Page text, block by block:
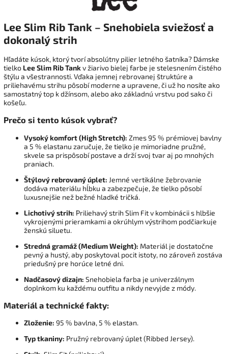
Lee Slim Rib Tank – Snehobiela sviežosť a
dokonalý strih
Hľadáte kúsok, ktorý tvorí absolútny pilier letného šatníka? Dámske
tielko Lee Slim Rib Tankv žiarivo bielej farbe je stelesnením čistého
štýlu a všestrannosti. Vďaka jemnej rebrovanej štruktúre a
priliehavému strihu pôsobí moderne a upravene, či už ho nosíte ako
samostatný top k džínsom, alebo ako základnú vrstvu pod sako či
košeľu.
Prečo si tento kúsok vybrať?
Vysoký komfort (High Stretch): Zmes 95 % prémiovej bavlny
a 5 % elastanu zaručuje, že tielko je mimoriadne pružné,
skvele sa prispôsobí postave a drží svoj tvar aj po mnohých
praniach.
Štýlový rebrovaný úplet: Jemné vertikálne žebrovanie
dodáva materiálu hĺbku a zabezpečuje, že tielko pôsobí
luxusnejšie než bežné hladké tričká.
Lichotivý strih: Priliehavý strih Slim Fit v kombinácii s hlbšie
vykrojenými prieramkami a okrúhlym výstrihom podčiarkuje
ženskú siluetu.
Stredná gramáž (Medium Weight): Materiál je dostatočne
pevný a hustý, aby poskytoval pocit istoty, no zároveň zostáva
priedušný pre horúce letné dni.
Nadčasový dizajn: Snehobiela farba je univerzálnym
doplnkom ku každému outfitu a nikdy nevyjde z módy.
Materiál a technické fakty:
Zloženie: 95 % bavlna, 5 % elastan.
Typ tkaniny: Pružný rebrovaný úplet (Ribbed Jersey).